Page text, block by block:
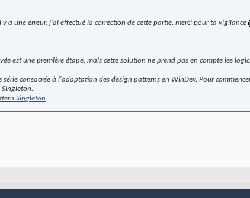
y a une erreur, j'ai effectué la correction de cette partie. merci pour ta vigilance
est une première étape, mais cette solution ne prend pas en compte les
série consacrée à l'adaptation des design patterns en WinDev. Pour
Singleton